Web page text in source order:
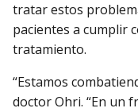
tratar estos
pacientes a cumplir
tratamiento.
“Estamos
doctor Ohri. “En un